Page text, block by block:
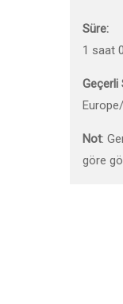
Süre:
1 saat
Geçerli
Not:
göre